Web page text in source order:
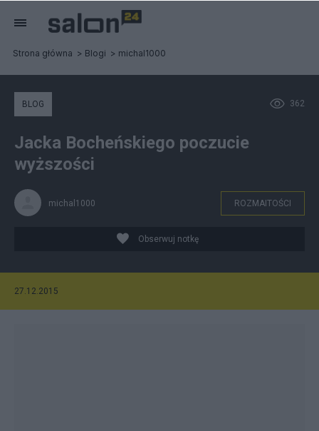
Strona główna Blogi michal1000
362
BLOG
Jacka Bocheńskiego poczucie
wyższości
michal1000 ROZMAITOŚCI
Obserwuj notkę
27.12.2015